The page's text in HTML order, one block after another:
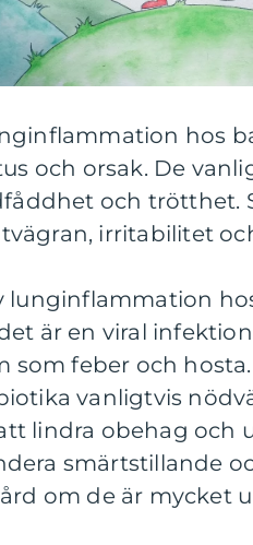
hos
och orsak. De
och trötthet.
irritabilitet
lunginflammation
är en viral
som feber och
vanligtvis
lindra obehag och
smärtstillande
om de är mycket